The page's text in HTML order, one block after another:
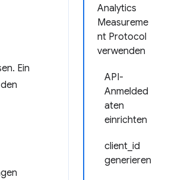
Analytics
Measureme
nt Protocol
verwenden
API-
Anmelded
aten
einrichten
client_id
generieren
Ein